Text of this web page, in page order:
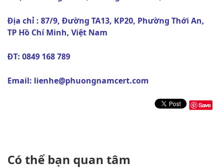
Địa chỉ : 87/9, Đường TA13, KP20, Phường Thới An,
TP Hồ Chí Minh, Việt Nam
ĐT: 0849 168 789
Email: lienhe@phuongnamcert.com
Có thể bạn quan tâm